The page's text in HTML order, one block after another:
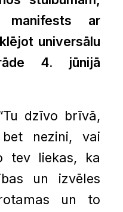
ar
universālu
4. jūnijā
dzīvo brīvā,
nezini, vai
tev liekas, ka
un izvēles
un to